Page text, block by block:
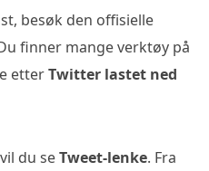
besøk den offisielle
finner mange verktøy på
etterTwitter lastet ned
du seTweet-lenke. Fra